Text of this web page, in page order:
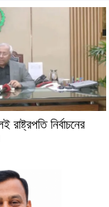
রাষ্ট্রপতি নির্বাচনের